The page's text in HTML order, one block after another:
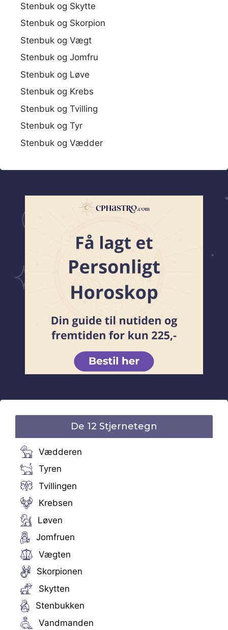
Stenbuk og Skytte
Stenbuk og Skorpion
Stenbuk og Vægt
Stenbuk og Jomfru
Stenbuk og Løve
Stenbuk og Krebs
Stenbuk og Tvilling
Stenbuk og Tyr
Stenbuk og Vædder
De 12 Stjernetegn
Vædderen
Tyren
Tvillingen
Krebsen
Løven
Jomfruen
Vægten
Skorpionen
Skytten
Stenbukken
Vandmanden